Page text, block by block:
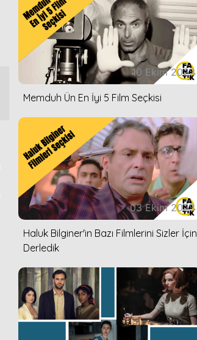
10 Ekim 2023
Memduh Ün En İyi 5 Film Seçkisi
03 Ekim 2023
Haluk Bilginer'in Bazı Filmlerini Sizler İçin
Derledik